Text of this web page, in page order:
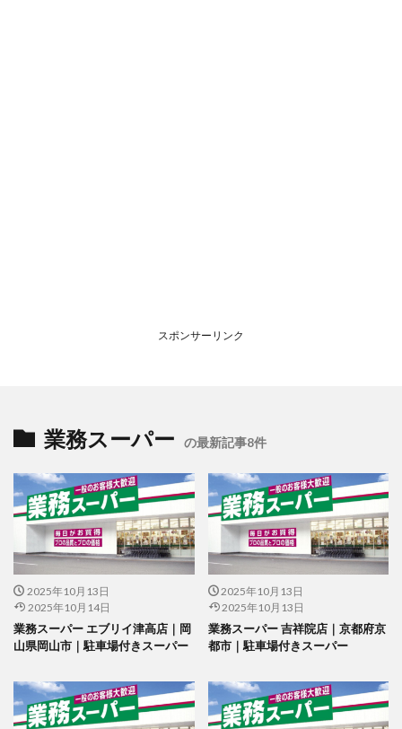
スポンサーリンク
業務スーパー の最新記事8件
2025年10月13日
2025年10月14日
業務スーパー エブリイ津高店｜岡
山県岡山市｜駐車場付きスーパー
2025年10月13日
2025年10月13日
業務スーパー 吉祥院店｜京都府京
都市｜駐車場付きスーパー